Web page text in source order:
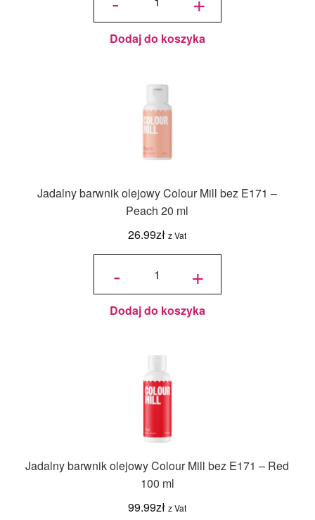
Colour
Mill bez
E171 -
Dusk
Dodaj do koszyka
Jadalny barwnik olejowy Colour Mill bez E171 –
Peach 20 ml
26.99zł z Vat
-
ilość
olejowy
Colour
Mill bez
E171 -
Peach
+
Dodaj do koszyka
Jadalny barwnik olejowy Colour Mill bez E171 – Red
100 ml
99.99zł z Vat